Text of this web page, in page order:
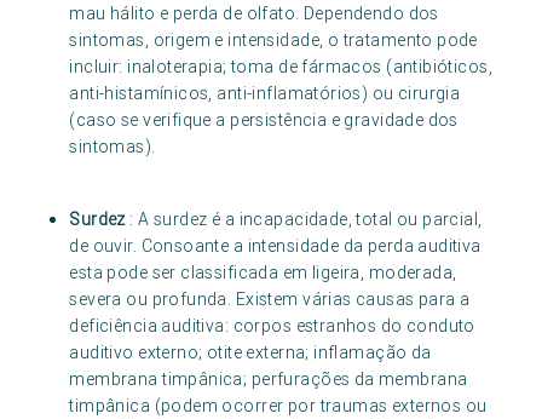
mau hálito e perda de olfato. Dependendo dos
sintomas, origem e intensidade, o tratamento pode
incluir: inaloterapia; toma de fármacos (antibióticos,
anti-histamínicos, anti-inflamatórios) ou cirurgia
(caso se verifique a persistência e gravidade dos
sintomas).
Surdez: A surdez é a incapacidade, total ou parcial,
de ouvir. Consoante a intensidade da perda auditiva
esta pode ser classificada em ligeira, moderada,
severa ou profunda. Existem várias causas para a
deficiência auditiva: corpos estranhos do conduto
auditivo externo; otite externa; inflamação da
membrana timpânica; perfurações da membrana
timpânica (podem ocorrer por traumas externos ou